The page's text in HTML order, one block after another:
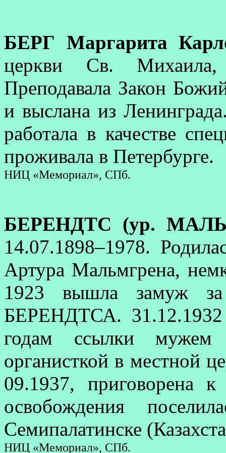
БЕРГ Маргарита
церкви Св. Михаила,
Преподавала Закон
и выслана из
работала в качестве
проживала в Петербурге.
НИЦ «Мемориал», СПб.
БЕРЕНДТС (ур.
14.07.1898–1978.
Артура Мальмгрена,
1923 вышла замуж за
БЕРЕНДТСА. 31.12.1932
годам ссылки
органисткой в местной
09.1937, приговорена
освобождения
Семипалатинске
НИЦ «Мемориал», СПб.